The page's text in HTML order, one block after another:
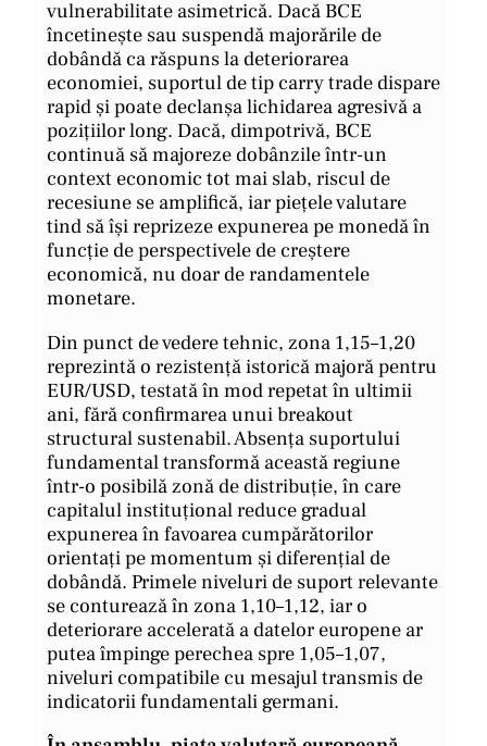
vulnerabilitate asimetrică. Dacă BCE
încetinește sau suspendă majorările de
dobândă ca răspuns la deteriorarea
economiei, suportul de tip carry trade dispare
rapid și poate declanșa lichidarea agresivă a
pozițiilor long. Dacă, dimpotrivă, BCE
continuă să majoreze dobânzile într-un
context economic tot mai slab, riscul de
recesiune se amplifică, iar piețele valutare
tind să își reprizeze expunerea pe monedă în
funcție de perspectivele de creștere
economică, nu doar de randamentele
monetare.
Din punct de vedere tehnic, zona 1,15–1,20
reprezintă o rezistență istorică majoră pentru
EUR/USD, testată în mod repetat în ultimii
ani, fără confirmarea unui breakout
structural sustenabil. Absența suportului
fundamental transformă această regiune
într-o posibilă zonă de distribuție, în care
capitalul instituțional reduce gradual
expunerea în favoarea cumpărătorilor
orientați pe momentum și diferențial de
dobândă. Primele niveluri de suport relevante
se conturează în zona 1,10–1,12, iar o
deteriorare accelerată a datelor europene ar
putea împinge perechea spre 1,05–1,07,
niveluri compatibile cu mesajul transmis de
indicatorii fundamentali germani.